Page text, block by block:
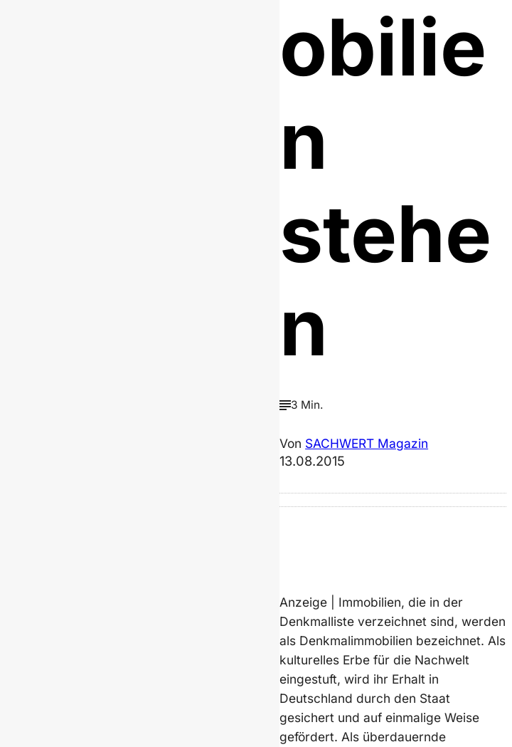
obilie
n
stehe
n
3 Min.
Von SACHWERT Magazin
13.08.2015
Anzeige | Immobilien, die in der
Denkmalliste verzeichnet sind, werden
als Denkmalimmobilien bezeichnet. Als
kulturelles Erbe für die Nachwelt
eingestuft, wird ihr Erhalt in
Deutschland durch den Staat
gesichert und auf einmalige Weise
gefördert. Als überdauernde